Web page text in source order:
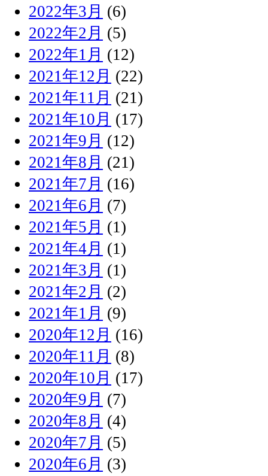
2022年3月 (6)
2022年2月 (5)
2022年1月 (12)
2021年12月 (22)
2021年11月 (21)
2021年10月 (17)
2021年9月 (12)
2021年8月 (21)
2021年7月 (16)
2021年6月 (7)
2021年5月 (1)
2021年4月 (1)
2021年3月 (1)
2021年2月 (2)
2021年1月 (9)
2020年12月 (16)
2020年11月 (8)
2020年10月 (17)
2020年9月 (7)
2020年8月 (4)
2020年7月 (5)
2020年6月 (3)